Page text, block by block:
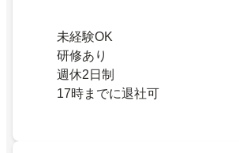
未経験OK
研修あり
週休2日制
17時までに退社可